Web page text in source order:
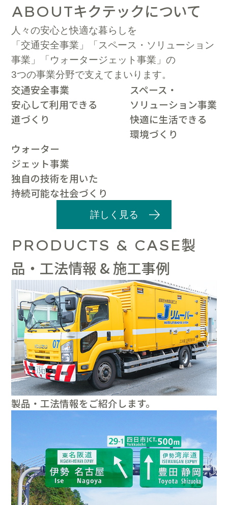
ABOUTキクテックについて
人々の安心と快適な暮らしを
「交通安全事業」「スペース・ソリューション
事業」「ウォータージェット事業」の
3つの事業分野で支えてまいります。
交通安全事業
安心して利用できる
道づくり
スペース・
ソリューション事業
快適に生活できる
環境づくり
ウォーター
ジェット事業
独自の技術を用いた
持続可能な社会づくり
詳しく見る
PRODUCTS & CASE製
品・工法情報 & 施工事例
製品・工法情報をご紹介します。